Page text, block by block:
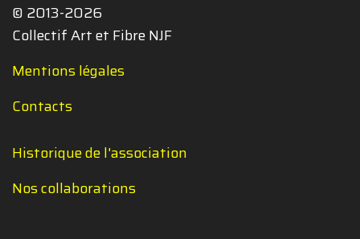
© 2013-2026
Collectif Art et Fibre NJF
Mentions légales
Contacts
Historique de l'association
Nos collaborations